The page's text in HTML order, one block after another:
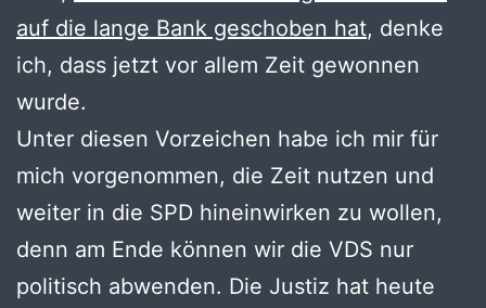
auf die lange Bank geschoben hat, denke
ich, dass jetzt vor allem Zeit gewonnen
wurde.
Unter diesen Vorzeichen habe ich mir für
mich vorgenommen, die Zeit nutzen und
weiter in die SPD hineinwirken zu wollen,
denn am Ende können wir die VDS nur
politisch abwenden. Die Justiz hat heute